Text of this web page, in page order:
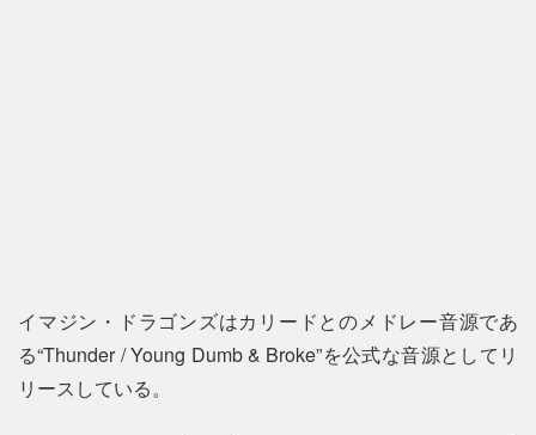
イマジン・ドラゴンズはカリードとのメドレー音源であ
る“Thunder / Young Dumb & Broke”を公式な音源としてリ
リースしている。